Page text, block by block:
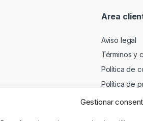
Gestionar
Area
Aviso legal
Términos y
Política de
Política de